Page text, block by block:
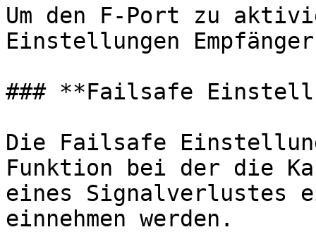
Um den F-Port zu
Einstellungen
### **Failsafe
Die Failsafe
Funktion bei der die
eines Signalverlustes
einnehmen werden.